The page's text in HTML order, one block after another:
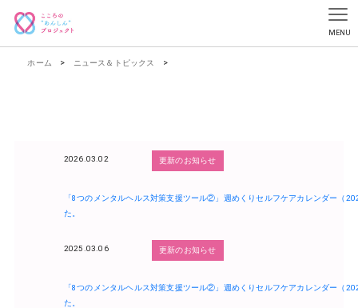
ホーム > ニュース＆トピックス >
2026.03.02 更新のお知らせ
「8つのメンタルヘルス対策支援ツール②」週めくりセルフケアカレンダー（
た。
2025.03.06 更新のお知らせ
「8つのメンタルヘルス対策支援ツール②」週めくりセルフケアカレンダー（
た。